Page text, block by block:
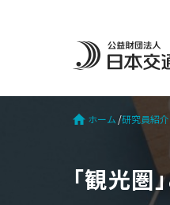
ホーム 研究員紹
「観光